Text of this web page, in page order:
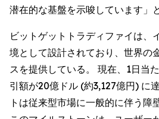
潜在的な基盤を示唆しています」
ビットゲットトラディファイは、
境として設計されており、世界の
スを提供している。 現在、1日当
引額が20億ドル (約3,127億円) に
トは従来型市場に一般的に伴う障